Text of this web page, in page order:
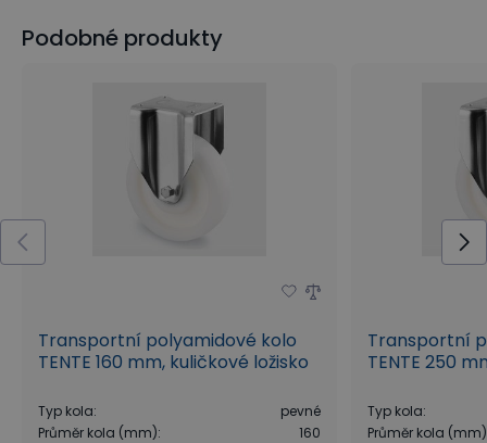
Podobné produkty
Transportní polyamidové kolo
TENTE 160 mm, kuličkové ložisko
Typ kola:
pevné
Průměr kola (mm):
160
Transportní
TENTE 250
Typ kola:
Průměr kola (mm)